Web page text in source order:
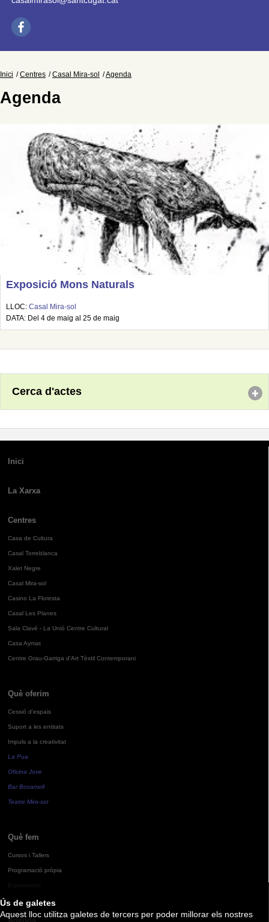
Ús de galetes
Aquest lloc utilitza galetes de tercers per poder millorar els nostres
Inici Centres Casal Mira-sol Agenda
Agenda
Exposició Mons Naturals
LLOC: Casal Mira-sol
DATA: Del 4 de maig al 25 de maig
Cerca d'actes
Inici
La Xarxa
Centres
Casa de Cultura
Casal Torreblanca
Xalet Negre
Casal Mira-sol
Casino La Floresta
Casal Les Planes
Sala Clavé - La Unió Centre Cultural
Casa Aymat
Centre Grau-Garriga d'Art Tèxtil Contemporani
Què oferim
Cessió d'espais
Suport a les entitats
Impuls a la creativitat
La Pua
Oficina Jove
Bar Bocamoll
Teatre Mira-sol
Què fem
Cursos i Tallers
Programació pròpia